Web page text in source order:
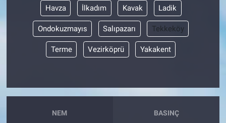
Havza İlkadım Kavak Ladik
Ondokuzmayıs Salıpazarı Tekkeköy
Terme Vezirköprü Yakakent
NEM BASINÇ